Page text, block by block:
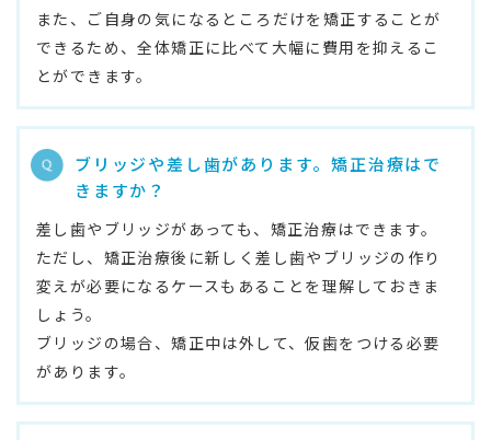
また、ご自身の気になるところだけを矯正することが
できるため、全体矯正に比べて大幅に費用を抑えるこ
とができます。
ブリッジや差し歯があります。矯正治療はで
きますか？
差し歯やブリッジがあっても、矯正治療はできます。
ただし、矯正治療後に新しく差し歯やブリッジの作り
変えが必要になるケースもあることを理解しておきま
しょう。
ブリッジの場合、矯正中は外して、仮歯をつける必要
があります。